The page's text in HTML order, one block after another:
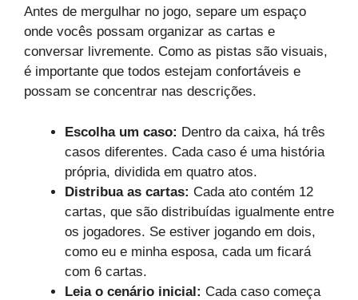
Antes de mergulhar no jogo, separe um espaço
onde vocês possam organizar as cartas e
conversar livremente. Como as pistas são visuais,
é importante que todos estejam confortáveis e
possam se concentrar nas descrições.
Escolha um caso: Dentro da caixa, há três
casos diferentes. Cada caso é uma história
própria, dividida em quatro atos.
Distribua as cartas: Cada ato contém 12
cartas, que são distribuídas igualmente entre
os jogadores. Se estiver jogando em dois,
como eu e minha esposa, cada um ficará
com 6 cartas.
Leia o cenário inicial: Cada caso começa